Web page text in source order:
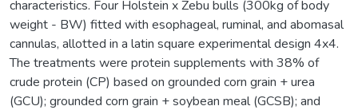
characteristics. Four Holstein x Zebu bulls (300kg of body
weight - BW) fitted with esophageal, ruminal, and abomasal
cannulas, allotted in a latin square experimental design 4x4.
The treatments were protein supplements with 38% of
crude protein (CP) based on grounded corn grain + urea
(GCU); grounded corn grain + soybean meal (GCSB); and